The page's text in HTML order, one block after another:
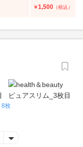
￥1,500 （税込）
8枚